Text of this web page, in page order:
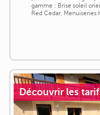
gamme : Brise soleil
Red Cedar, Menuiseries
Découvrir les